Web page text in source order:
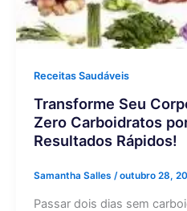
Receitas Saudáveis
Transforme Seu
Zero Carboidratos
Resultados Rápidos!
Samantha Salles /outubro 28,
Passar dois dias sem